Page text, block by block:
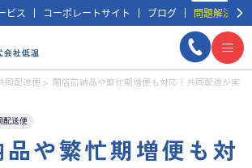
ビス コーポレートサイト ブログ 問題解決事例
同配送便 開店前納品や繁忙期増便も対応！共同配送が実
配送便
や繁忙期増便も対